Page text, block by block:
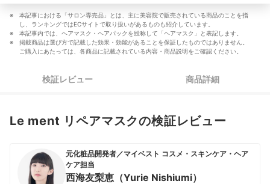
本記事における「サロン専売品」とは、主に美容院で販売されている商品のことを指
し、ランキングではECサイトで取り扱いがあるものも紹介しています。
本記事内では、ヘアマスク・ヘアパックを総称して「ヘアマスク」と表記します。
掲載商品は選び方で記載した効果・効能があることを保証したものではありません。
ご購入にあたっては、各商品に記載されている内容・商品説明をご確認ください。
検証レビュー 商品詳細
Le ment リペアマスクの検証レビュー
元化粧品開発者／マイベスト コスメ・スキンケア・ヘア
ケア担当
西海友梨恵（Yurie Nishiumi）